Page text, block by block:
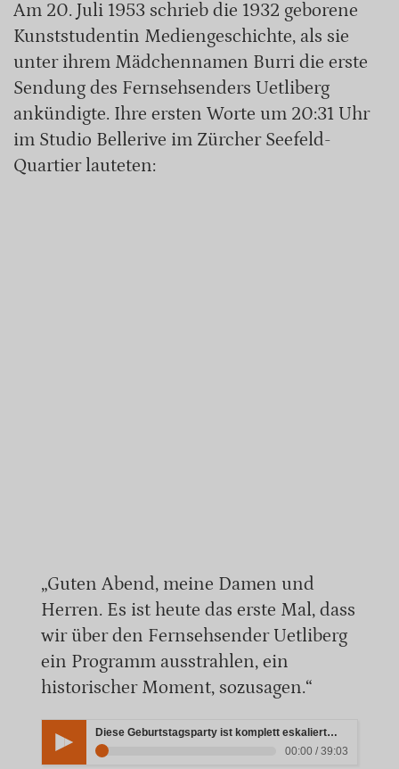
Am 20. Juli 1953 schrieb die 1932 geborene
Kunststudentin Mediengeschichte, als sie
unter ihrem Mädchennamen Burri die erste
Sendung des Fernsehsenders Uetliberg
ankündigte. Ihre ersten Worte um 20:31 Uhr
im Studio Bellerive im Zürcher Seefeld-
Quartier lauteten:
„Guten Abend, meine Damen und
Herren. Es ist heute das erste Mal, dass
wir über den Fernsehsender Uetliberg
ein Programm ausstrahlen, ein
historischer Moment, sozusagen.“
Diese Geburtstagsparty ist komplett eskaliert… UNGEFILTERT #viral #diemertens #podcast
00:00 / 39:03